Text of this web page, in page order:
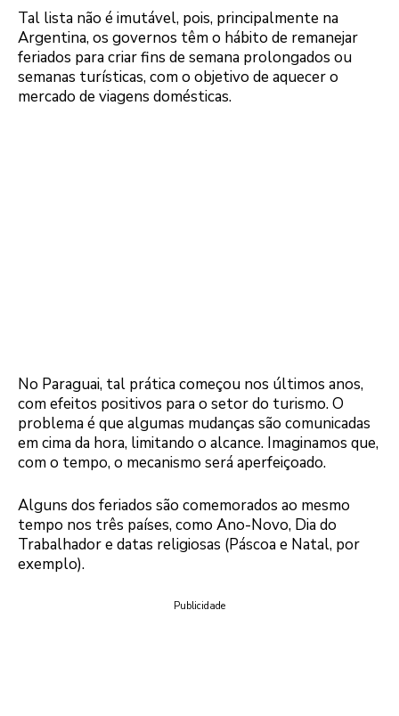
Tal lista não é imutável, pois, principalmente na
Argentina, os governos têm o hábito de remanejar
feriados para criar fins de semana prolongados ou
semanas turísticas, com o objetivo de aquecer o
mercado de viagens domésticas.
No Paraguai, tal prática começou nos últimos anos,
com efeitos positivos para o setor do turismo. O
problema é que algumas mudanças são comunicadas
em cima da hora, limitando o alcance. Imaginamos que,
com o tempo, o mecanismo será aperfeiçoado.
Alguns dos feriados são comemorados ao mesmo
tempo nos três países, como Ano-Novo, Dia do
Trabalhador e datas religiosas (Páscoa e Natal, por
exemplo).
Publicidade